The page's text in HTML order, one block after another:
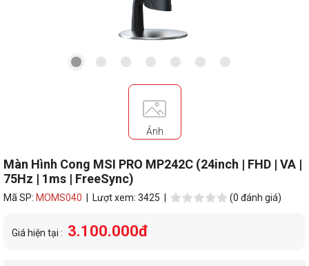
Ảnh
Màn Hình Cong MSI PRO MP242C (24inch | FHD | VA |
75Hz | 1ms | FreeSync)
Mã SP: MOMS040 | Lượt xem: 3425 | (0 đánh giá)
Giá hiện tại : 3.100.000đ